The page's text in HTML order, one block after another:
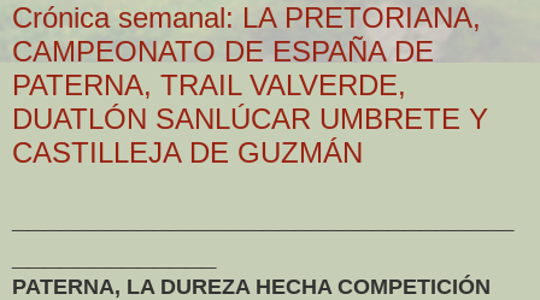
Crónica semanal: LA PRETORIANA,
CAMPEONATO DE ESPAÑA DE
PATERNA, TRAIL VALVERDE,
DUATLÓN SANLÚCAR UMBRETE Y
CASTILLEJA DE GUZMÁN
PATERNA, LA DUREZA HECHA COMPETICIÓN